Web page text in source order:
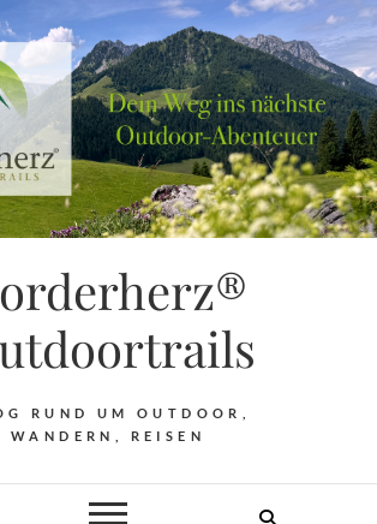
RUND UM OUTDOOR,
WANDERN, REISEN